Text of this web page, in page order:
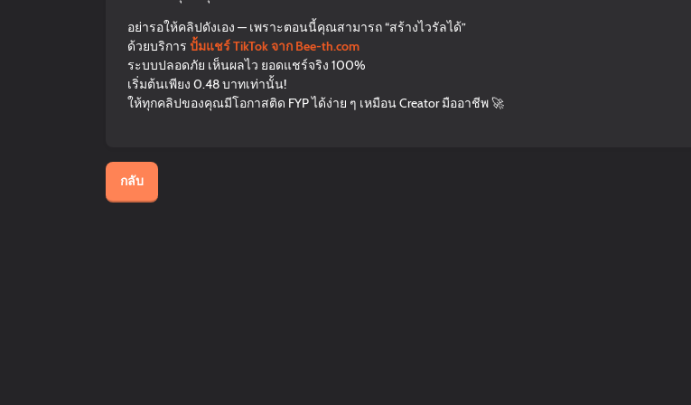
อย่ารอให้คลิปดังเอง — เพราะตอนนี้คุณสามารถ “สร้างไวรัลได้”
ด้วยบริการ ปั้มแชร์ TikTok จาก Bee-th.com
ระบบปลอดภัย เห็นผลไว ยอดแชร์จริง 100%
เริ่มต้นเพียง 0.48 บาทเท่านั้น!
ให้ทุกคลิปของคุณมีโอกาสติด FYP ได้ง่าย ๆ เหมือน Creator มืออาชีพ 🚀
กลับ